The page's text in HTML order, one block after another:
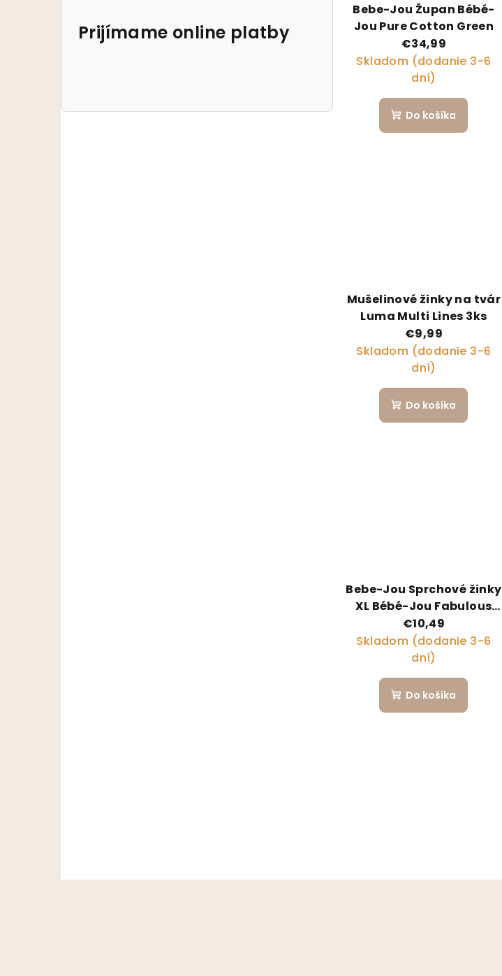
Prijímame online platby
Bebe-Jou Župan Bébé-
Jou Pure Cotton Green
€34,99
Skladom (dodanie 3-6
dní)
Do košíka
Mušelinové žinky na tvár
Luma Multi Lines 3ks
€9,99
Skladom (dodanie 3-6
dní)
Do košíka
Bebe-Jou Sprchové žinky
XL Bébé-Jou Fabulous
Wish Grey
€10,49
Skladom (dodanie 3-6
dní)
Do košíka